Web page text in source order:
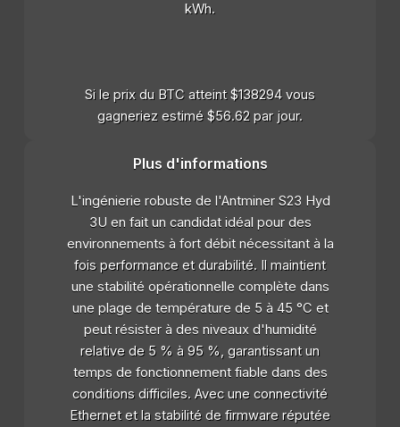
kWh.
Si le prix du BTC atteint $138294 vous
gagneriez estimé $56.62 par jour.
Plus d'informations
L'ingénierie robuste de l'Antminer S23 Hyd
3U en fait un candidat idéal pour des
environnements à fort débit nécessitant à la
fois performance et durabilité. Il maintient
une stabilité opérationnelle complète dans
une plage de température de 5 à 45 °C et
peut résister à des niveaux d'humidité
relative de 5 % à 95 %, garantissant un
temps de fonctionnement fiable dans des
conditions difficiles. Avec une connectivité
Ethernet et la stabilité de firmware réputée